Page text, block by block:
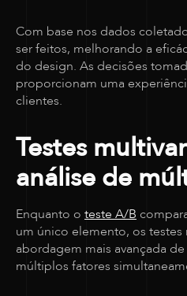
Com base nos dados
ser feitos, melhorando a
do design. As decisões
proporcionam uma
clientes.
Testes
análise de
Enquanto o teste A/B
um único elemento, os testes
abordagem mais avançada
múltiplos fatores